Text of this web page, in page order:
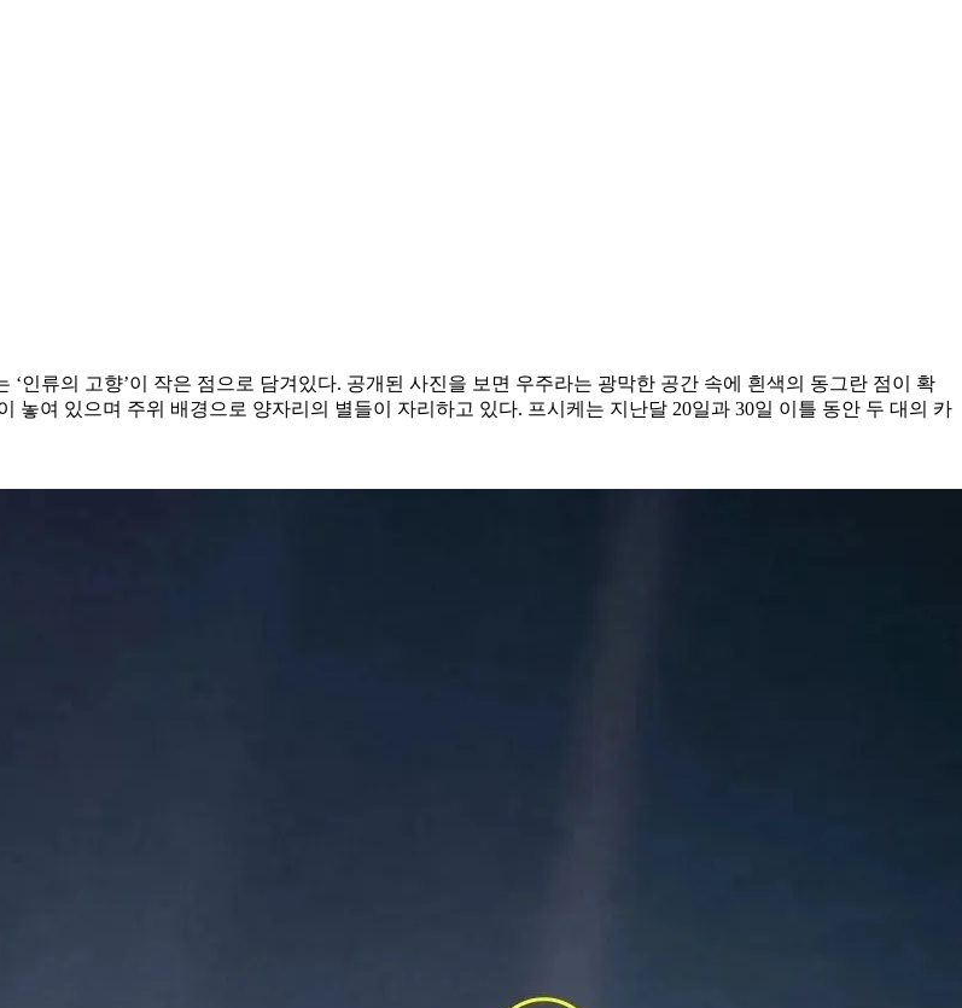
인류의 고향’이 작은 점으로 담겨있다. 공개된 사진을 보면 우주라는 광막한 공간 속에 흰색의 동그란 점이 확
놓여 있으며 주위 배경으로 양자리의 별들이 자리하고 있다. 프시케는 지난달 20일과 30일 이틀 동안 두 대의 카